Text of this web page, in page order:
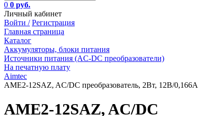
0 0 руб.
Личный кабинет
Войти / Регистрация
Главная страница
Каталог
Аккумуляторы, блоки питания
Источники питания (AC-DC преобразователи)
На печатную плату
Aimtec
AME2-12SAZ, AC/DC преобразователь, 2Вт, 12В/0,166A
AME2-12SAZ, AC/DC